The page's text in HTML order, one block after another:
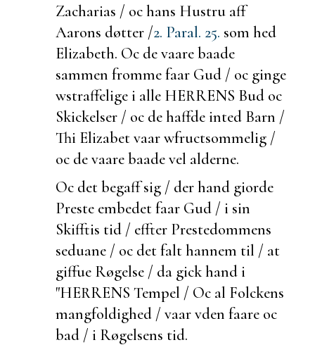
Zacharias / oc hans Hustru aff
Aarons døtter /2. Paral. 25. som hed
Elizabeth. Oc de vaarebaade
sammen fromme faar Gud / oc ginge
wstraffelige i alle HERRENS Bud oc
Skickelser / oc de haffde inted Barn /
Thi Elizabet vaar wfructsommelig /
oc de vaarebaade vel alderne.
Oc detbegaff sig / der hand giorde
Preste embedet faar Gud / i sin
Skifftis tid / effter Prestedommens
seduane / oc det falt hannem til / at
giffue Røgelse / da gick hand i
"HERRENS Tempel / Oc al Folckens
mangfoldighed / vaar vden faare oc
bad / i Røgelsens tid.